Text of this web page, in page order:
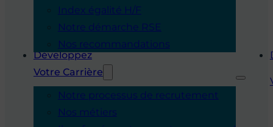
Index égalité H/F
Notre démarche RSE
Nos recommandations
Développez
Votre Carrière
Notre processus de recrutement
Nos métiers